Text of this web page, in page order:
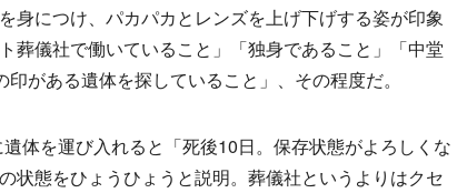
身につけ、パカパカとレンズを上げ下げする姿が印象
葬儀社で働いていること」「独身であること」「中堂
印がある遺体を探していること」、その程度だ。
体を運び入れると「死後10日。保存状態がよろしくな
状態をひょうひょうと説明。葬儀社というよりはクセ